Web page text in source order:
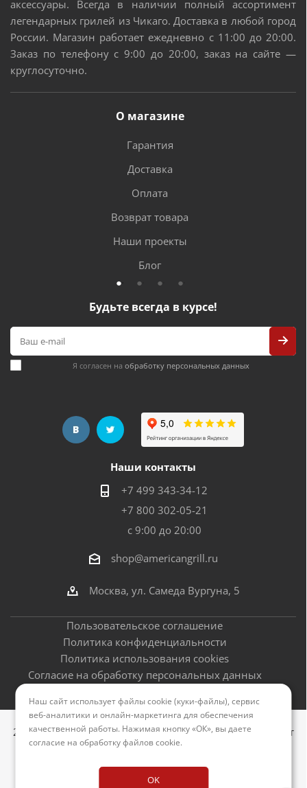
аксессуары. Всегда в наличии полный ассортимент
легендарных грилей из Чикаго. Доставка в любой город
России. Магазин работает ежедневно с 11:00 до 20:00.
Заказ по телефону с 9:00 до 20:00, заказ на сайте —
круглосуточно.
О магазине
Гарантия
Доставка
Оплата
Возврат товара
Наши проекты
Блог
Будьте всегда в курсе!
Я согласен на обработку персональных данных
Наши контакты
+7 499 343-34-12
+7 800 302-05-21
с 9:00 до 20:00
shop@americangrill.ru
Москва, ул. Самеда Вургуна, 5
Пользовательское соглашение
Политика конфиденциальности
Политика использования cookies
Согласие на обработку персональных данных
2012–2026 © Американские грили - официальный сайт
Наш сайт использует файлы cookie (куки-файлы), сервис
веб-аналитики и онлайн-маркетинга для обеспечения
качественной работы. Нажимая кнопку «ОК», вы даете
согласие на обработку файлов cookie.
OK